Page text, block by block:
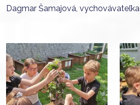
Dagmar Šamajová, vychovávateľka